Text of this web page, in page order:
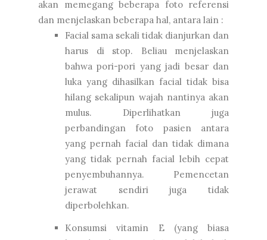
akan memegang beberapa foto referensi
dan menjelaskan beberapa hal, antara lain :
Facial sama sekali tidak dianjurkan dan
harus di stop. Beliau menjelaskan
bahwa pori-pori yang jadi besar dan
luka yang dihasilkan facial tidak bisa
hilang sekalipun wajah nantinya akan
mulus. Diperlihatkan juga
perbandingan foto pasien antara
yang pernah facial dan tidak dimana
yang tidak pernah facial lebih cepat
penyembuhannya. Pemencetan
jerawat sendiri juga tidak
diperbolehkan.
Konsumsi vitamin E (yang biasa